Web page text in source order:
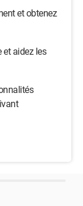
et obtenez
et aidez les